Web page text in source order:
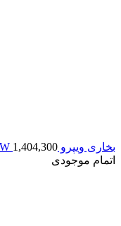
بخاری ویپرو WEIPRO 100W 1,404,300
اتمام موجودی